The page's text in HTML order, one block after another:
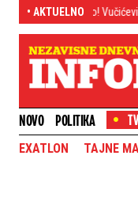
• AKTUELNO
Vučićević otkrio koga
NOVO POLITIKA
EXATLON TAJNE